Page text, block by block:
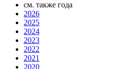
см. также года
2026
2025
2024
2023
2022
2021
2020